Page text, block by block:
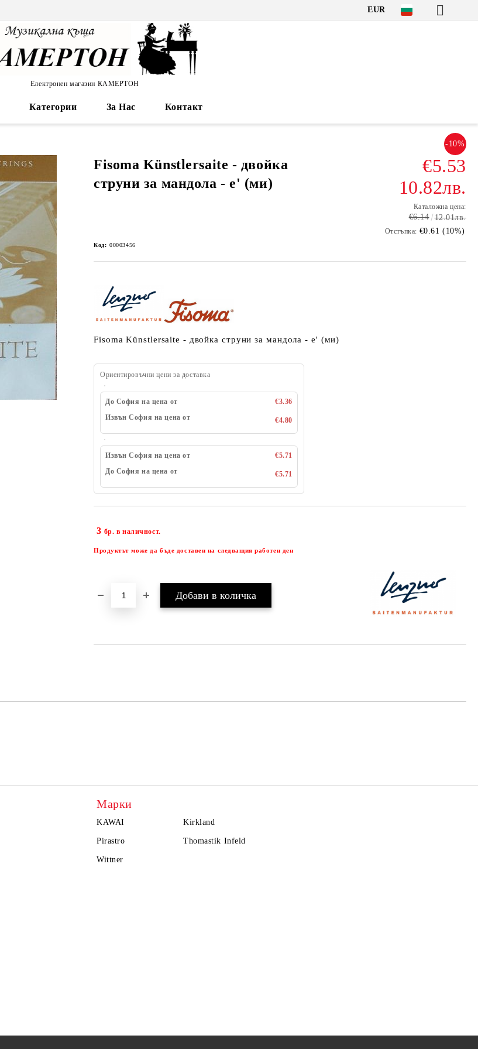
EUR
Електронен магазин КАМЕРТОН
Категории За Нас Контакт
Fisoma Künstlersaite - двойка
струни за мандола - е' (ми)
-10%
€5.53
10.82лв.
Каталожна цена:
€6.14 12.01лв.
Отстъпка: €0.61 (10%)
Код: 00003456
Fisoma Künstlersaite - двойка струни за мандола - е' (ми)
Ориентировъчни цени за доставка
До София на цена от
€3.36
Извън София на цена от
€4.80
Извън София на цена от
€5.71
До София на цена от
€5.71
3 бр. в наличност.
Продуктът може да бъде доставен на следващия работен ден
Марки
KAWAI Kirkland
Pirastro Thomastik Infeld
Wittner